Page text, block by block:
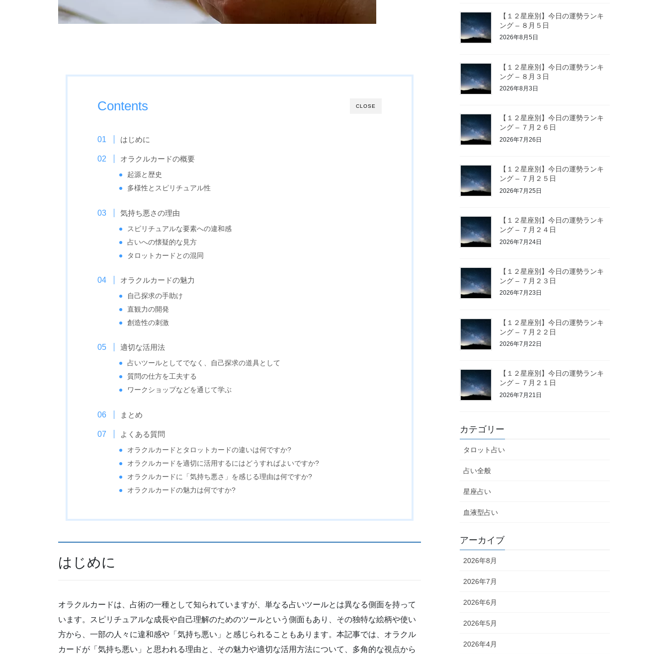
CLOSE
Contents
はじめに
オラクルカードの概要
起源と歴史
多様性とスピリチュアル性
気持ち悪さの理由
スピリチュアルな要素への違和感
占いへの懐疑的な見方
タロットカードとの混同
オラクルカードの魅力
自己探求の手助け
直観力の開発
創造性の刺激
適切な活用法
占いツールとしてでなく、自己探求の道具として
質問の仕方を工夫する
ワークショップなどを通じて学ぶ
まとめ
よくある質問
オラクルカードとタロットカードの違いは何ですか?
オラクルカードを適切に活用するにはどうすればよいですか?
オラクルカードに「気持ち悪さ」を感じる理由は何ですか?
オラクルカードの魅力は何ですか?
はじめに
オラクルカードは、占術の一種として知られていますが、単なる占いツールとは異なる側面を持って
います。スピリチュアルな成長や自己理解のためのツールという側面もあり、その独特な絵柄や使い
方から、一部の人々に違和感や「気持ち悪い」と感じられることもあります。本記事では、オラクル
カードが「気持ち悪い」と思われる理由と、その魅力や適切な活用方法について、多角的な視点から
【１２星座別】今日の運勢ランキ
ング – ８月５日
2026年8月5日
【１２星座別】今日の運勢ランキ
ング – ８月３日
2026年8月3日
【１２星座別】今日の運勢ランキ
ング – ７月２６日
2026年7月26日
【１２星座別】今日の運勢ランキ
ング – ７月２５日
2026年7月25日
【１２星座別】今日の運勢ランキ
ング – ７月２４日
2026年7月24日
【１２星座別】今日の運勢ランキ
ング – ７月２３日
2026年7月23日
【１２星座別】今日の運勢ランキ
ング – ７月２２日
2026年7月22日
【１２星座別】今日の運勢ランキ
ング – ７月２１日
2026年7月21日
カテゴリー
タロット占い
占い全般
星座占い
血液型占い
アーカイブ
2026年8月
2026年7月
2026年6月
2026年5月
2026年4月